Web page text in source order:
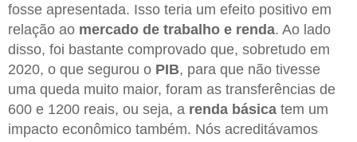
fosse apresentada. Isso teria um efeito positivo em
relação ao mercado de trabalho e renda. Ao lado
disso, foi bastante comprovado que, sobretudo em
2020, o que segurou o PIB, para que não tivesse
uma queda muito maior, foram as transferências de
600 e 1200 reais, ou seja, a renda básica tem um
impacto econômico também. Nós acreditávamos